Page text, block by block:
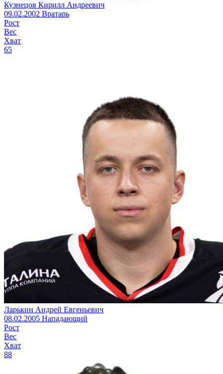
Кузнецов Кирилл Андреевич
09.02.2002 Вратарь
Рост
Вес
Хват
65
Ларькин Андрей Евгеньевич
08.02.2005 Нападающий
Рост
Вес
Хват
88